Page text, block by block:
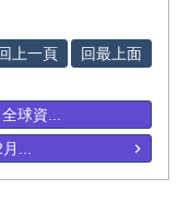
上一頁 回最上面
球資...
月...